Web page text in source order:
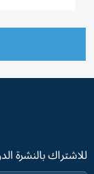
للاشتراك بالنشرة